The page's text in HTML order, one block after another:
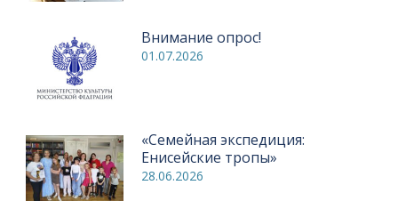
Внимание опрос!
01.07.2026
«Семейная экспедиция:
Енисейские тропы»
28.06.2026